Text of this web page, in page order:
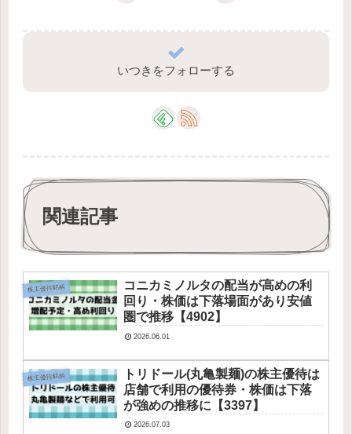
いつきをフォローする
関連記事
株主優待銘柄
コニカミノルタの配当が高めの利
回り・株価は下落場面があり安値
圏で推移【4902】
2026.06.01
株主優待銘柄
トリドール(丸亀製麺)の株主優待は
店舗で利用の優待券・株価は下落
が強めの推移に【3397】
2026.07.03